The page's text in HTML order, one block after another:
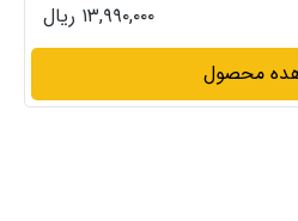
۱۳,۹۹۰,۰۰۰ ریال
محصول